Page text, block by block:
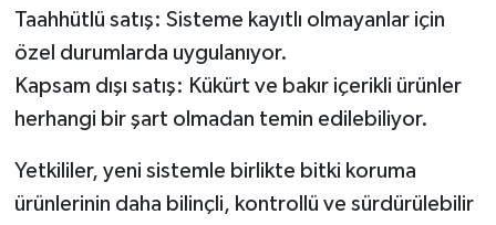
Taahhütlü satış: Sisteme kayıtlı olmayanlar için
özel durumlarda uygulanıyor.
Kapsam dışı satış: Kükürt ve bakır içerikli ürünler
herhangi bir şart olmadan temin edilebiliyor.
Yetkililer, yeni sistemle birlikte bitki koruma
ürünlerinin daha bilinçli, kontrollü ve sürdürülebilir